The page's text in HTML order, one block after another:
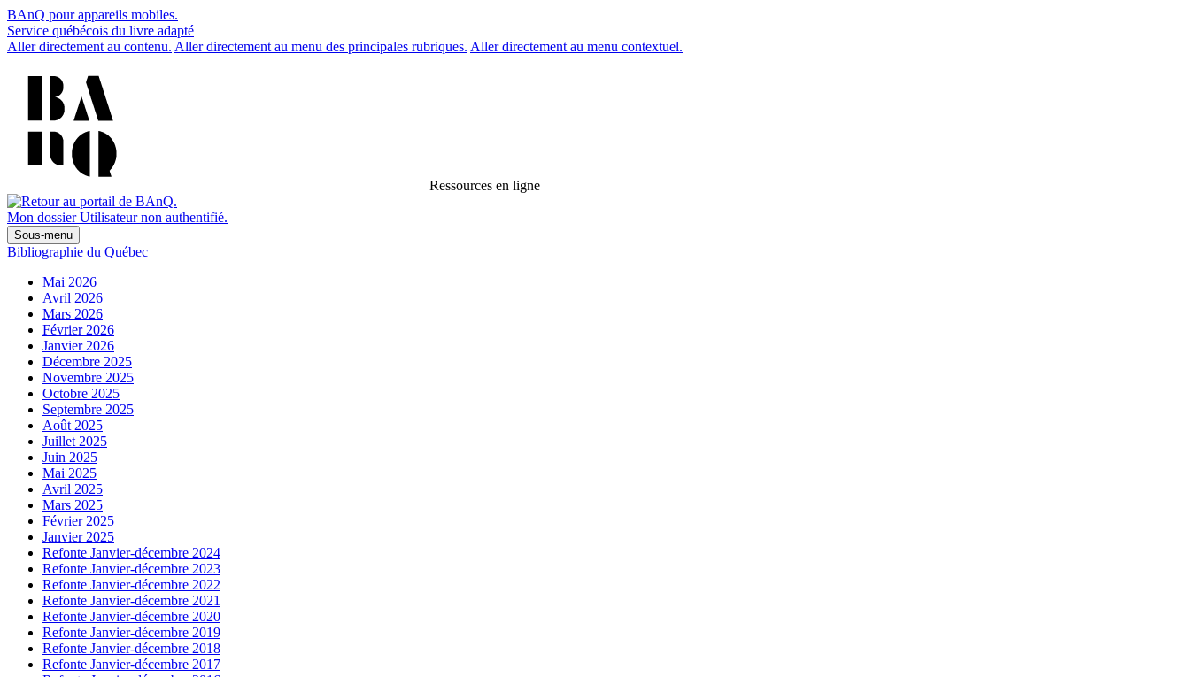
BAnQ pour appareils mobiles.
Service québécois du livre adapté
Aller directement au contenu. Aller directement au menu des principales rubriques. Aller directement au menu contextuel.
Ressources en ligne
Mon dossier Utilisateur non authentifié.
Sous-menu
Bibliographie du Québec
Mai 2026
Avril 2026
Mars 2026
Février 2026
Janvier 2026
Décembre 2025
Novembre 2025
Octobre 2025
Septembre 2025
Août 2025
Juillet 2025
Juin 2025
Mai 2025
Avril 2025
Mars 2025
Février 2025
Janvier 2025
Refonte Janvier-décembre 2024
Refonte Janvier-décembre 2023
Refonte Janvier-décembre 2022
Refonte Janvier-décembre 2021
Refonte Janvier-décembre 2020
Refonte Janvier-décembre 2019
Refonte Janvier-décembre 2018
Refonte Janvier-décembre 2017